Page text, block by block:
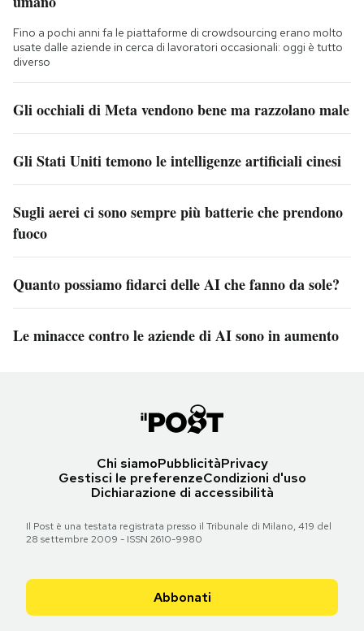
Fino a pochi anni fa le piattaforme di crowdsourcing erano molto
usate dalle aziende in cerca di lavoratori occasionali: oggi è tutto
diverso
Gli occhiali di Meta vendono bene ma razzolano male
Gli Stati Uniti temono le intelligenze artificiali cinesi
Sugli aerei ci sono sempre più batterie che prendono
fuoco
Quanto possiamo fidarci delle AI che fanno da sole?
Le minacce contro le aziende di AI sono in aumento
Chi siamoPubblicitàPrivacy
Gestisci le preferenzeCondizioni d'uso
Dichiarazione di accessibilità
Il Post è una testata registrata presso il Tribunale di Milano, 419 del
28 settembre 2009 - ISSN 2610-9980
Abbonati